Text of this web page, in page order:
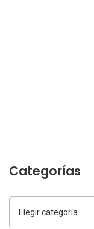
Categorías
Categorías